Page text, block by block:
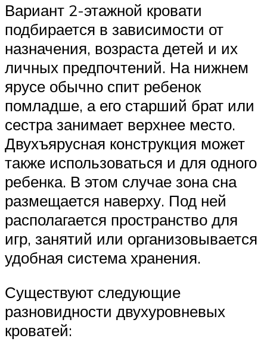
Вариант 2-этажной кровати
подбирается в зависимости от
назначения, возраста детей и их
личных предпочтений. На нижнем
ярусе обычно спит ребенок
помладше, а его старший брат или
сестра занимает верхнее место.
Двухъярусная конструкция может
также использоваться и для одного
ребенка. В этом случае зона сна
размещается наверху. Под ней
располагается пространство для
игр, занятий или организовывается
удобная система хранения.
Существуют следующие
разновидности двухуровневых
кроватей: